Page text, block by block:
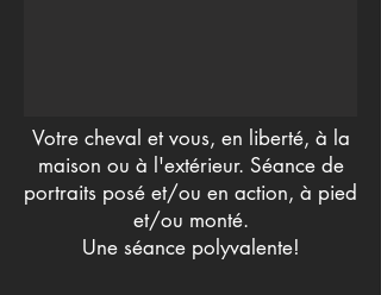
Votre cheval et vous, en liberté, à la
maison ou à l'extérieur. Séance de
portraits posé et/ou en action, à pied
et/ou monté.
Une séance polyvalente!